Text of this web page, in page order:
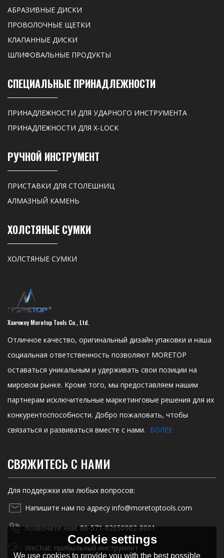
АБРАЗИВНЫЕ ДИСКИ
ПРОВОЛОЧНЫЕ ЩЕТКИ
КЛАПАННЫЕ ДИСКИ
ШЛИФОВАЛЬНЫЕ ПРОДУКТЫ
СПЕЦИАЛЬНЫЕ ПРИНАДЛЕЖНОСТИ
ПРИНАДЛЕЖНОСТИ ДЛЯ УДАРНОГО ИНСТРУМЕНТА
ПРИНАДЛЕЖНОСТИ ДЛЯ X-LOCK
РУЧНОЙ ИНСТРУМЕНТ
ПРИСТАВКИ ДЛЯ СТОЛЕШНИЦ
АЛМАЗНЫЙ КАМЕНЬ
ХОЛСТЯНЫЕ СУМКИ
ХОЛСТЯНЫЕ СУМКИ
Ханчжоу Moretop Tools Co., Ltd.
Отличное качество, оригинальный дизайн упаковки и наша
социальная ответственность позволяют MORETOP
оставаться уникальным и удерживать свои позиции на
мировом рынке. Кроме того, мы предоставляем нашим
партнерам исключительные маркетинговые решения для их
конкурентоспособности. Добро пожаловать, чтобы
связаться и развиваться вместе с нами. БОЛЕЕ
СВЯЖИТЕСЬ С НАМИ
Для поддержки или любых вопросов:
Напишите нам по адресу info@moretoptools.com
позвоните нам: 86-571-82650982-8001
WeChat: прибыльный инструмент
Cookie settings
We use cookies to provide you with the best possible